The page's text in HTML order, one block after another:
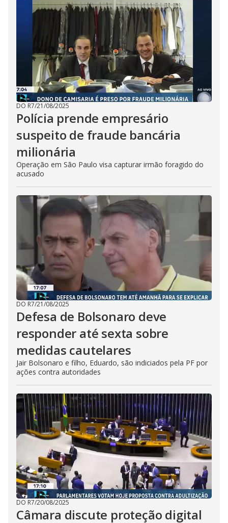
DO R7/21/08/2025
Polícia prende empresário
suspeito de fraude bancária
milionária
Operação em São Paulo visa capturar irmão foragido do
acusado
DO R7/21/08/2025
Defesa de Bolsonaro deve
responder até sexta sobre
medidas cautelares
Jair Bolsonaro e filho, Eduardo, são indiciados pela PF por
ações contra autoridades
DO R7/20/08/2025
Câmara discute proteção digital